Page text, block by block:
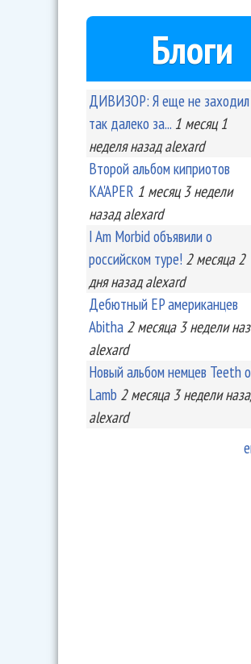
Блоги
ДИВИЗОР: Я еще не заходил
так далеко за... 1 месяц 1
неделяназад alexard
Второй альбом киприотов
KA'APER 1 месяц 3 недели
назад alexard
I Am Morbid объявили о
российском туре! 2 месяца 2
дняназад alexard
Дебютный EP американцев
Abitha 2 месяца 3 недели
alexard
Новый альбом немцев Teeth
Lamb 2 месяца 3 недели
alexard